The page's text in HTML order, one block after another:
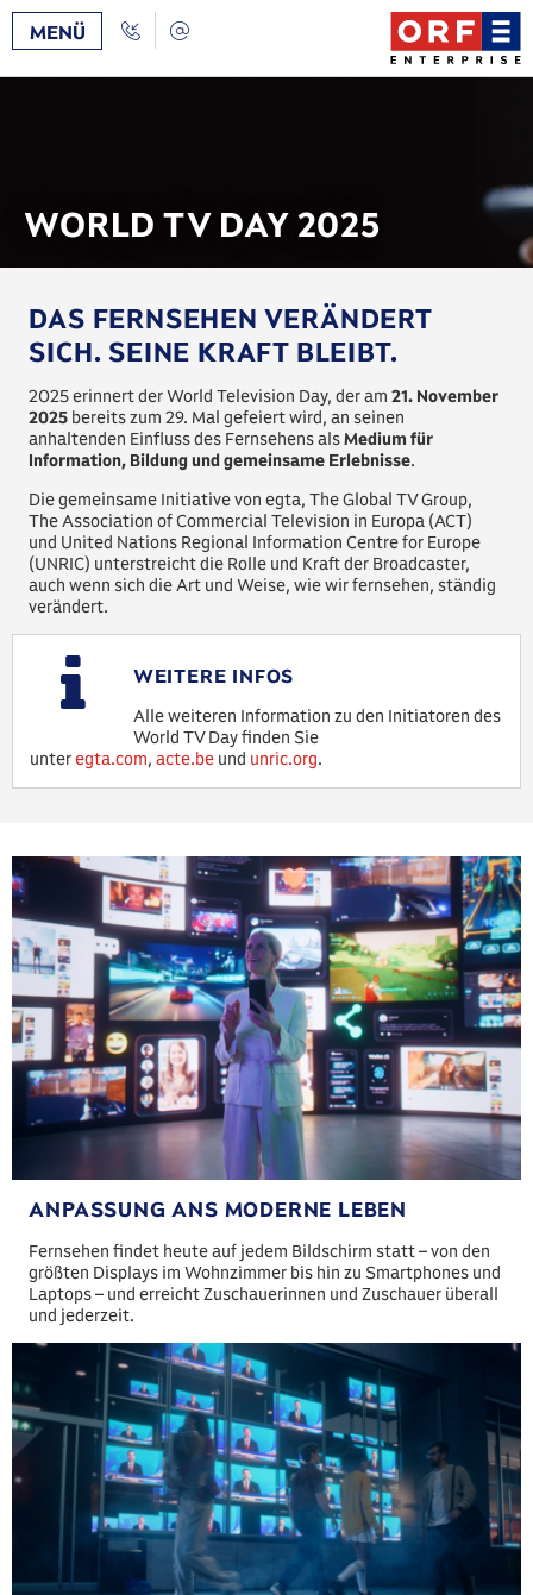
Zum
Inhalt
Zur
Navigation
MENÜ Call
Back
Kontakt
WORLD TV DAY 2025
DAS FERNSEHEN VERÄNDERT
SICH. SEINE KRAFT BLEIBT.
2025 erinnert der World Television Day, der am21. November
2025 bereits zum 29. Mal gefeiert wird, an seinen
anhaltenden Einfluss des Fernsehens alsMedium für
Information, Bildung und gemeinsame Erlebnisse.
Die gemeinsame Initiative von egta, The Global TV Group,
The Association of Commercial Television in Europa (ACT)
und United Nations Regional Information Centre for Europe
(UNRIC) unterstreicht die Rolle und Kraft der Broadcaster,
auch wenn sich die Art und Weise, wie wir fernsehen, ständig
verändert.
WEITERE INFOS
Alle weiteren Information zu den Initiatoren des
World TV Day finden Sie
unteregta.com,acte.be und unric.org.
ANPASSUNG ANS MODERNE LEBEN
Fernsehen findet heute auf jedem Bildschirm statt – von den
größten Displays im Wohnzimmer bis hin zu Smartphones und
Laptops – und erreicht Zuschauerinnen und Zuschauer überall
und jederzeit.